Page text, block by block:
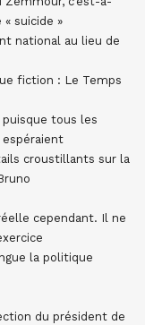
suicide »
national au lieu de
fiction : Le Temps
tous les
croustillants sur la
cependant. Il ne
la politique
du président de